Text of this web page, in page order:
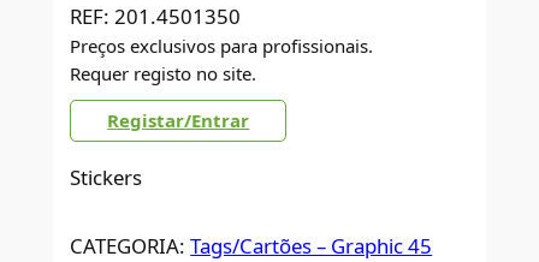
REF: 201.4501350
Preços exclusivos para profissionais.
Requer registo no site.
Registar/Entrar
Stickers
CATEGORIA:Tags/Cartões – Graphic 45